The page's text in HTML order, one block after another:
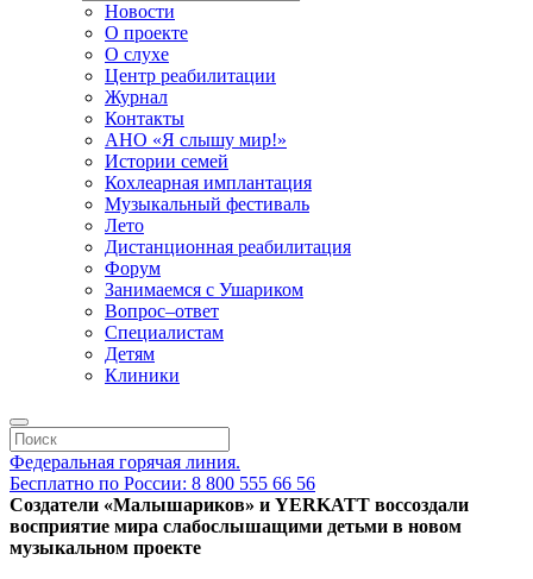
Новости
О проекте
О слухе
Центр реабилитации
Журнал
Контакты
АНО «Я слышу мир!»
Истории семей
Кохлеарная имплантация
Музыкальный фестиваль
Лето
Дистанционная реабилитация
Форум
Занимаемся с Ушариком
Вопрос–ответ
Специалистам
Детям
Клиники
Федеральная горячая линия.
Бесплатно по России: 8 800 555 66 56
Создатели «Малышариков» и YERKATT воссоздали
восприятие мира слабослышащими детьми в новом
музыкальном проекте